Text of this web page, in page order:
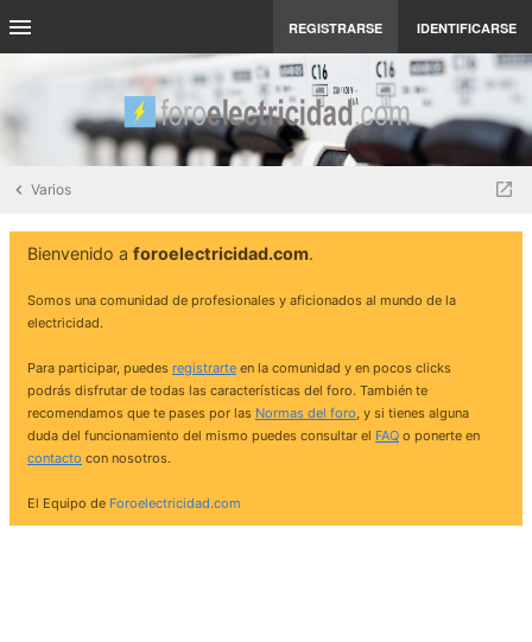
REGISTRARSE IDENTIFICARSE
Varios
Bienvenido a foroelectricidad.com.
Somos una comunidad de profesionales y aficionados al mundo de la
electricidad.
Para participar, puedes registrarte en la comunidad y en pocos clicks
podrás disfrutar de todas las características del foro. También te
recomendamos que te pases por las Normas del foro, y si tienes alguna
duda del funcionamiento del mismo puedes consultar el FAQ o ponerte en
contacto con nosotros.
El Equipo de Foroelectricidad.com